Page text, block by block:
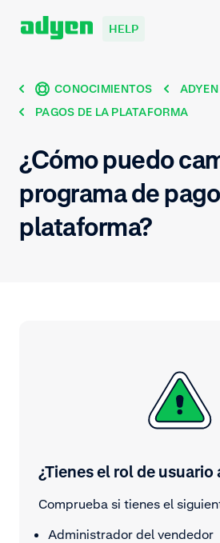
HELP
CONOCIMIENTOS
PAGOS DE LA PLATAFORMA
¿Cómo puedo
programa de
plataforma?
¿Tienes el rol de usuario
Comprueba si tienes el
Administrador del vendedor